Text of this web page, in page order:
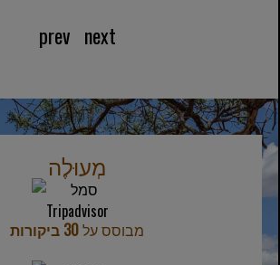
prev next
מְעוּלֶה
מבוסס על30 ביקורות